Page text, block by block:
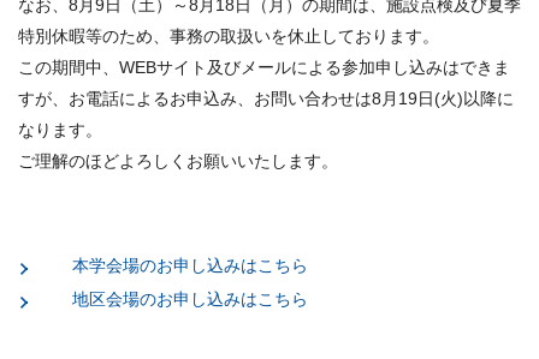
なお、8月9日（土）～8月18日（月）の期間は、施設点検及び夏季
特別休暇等のため、事務の取扱いを休止しております。
この期間中、WEBサイト及びメールによる参加申し込みはできま
すが、お電話によるお申込み、お問い合わせは8月19日(火)以降に
なります。
ご理解のほどよろしくお願いいたします。
本学会場のお申し込みはこちら
地区会場のお申し込みはこちら